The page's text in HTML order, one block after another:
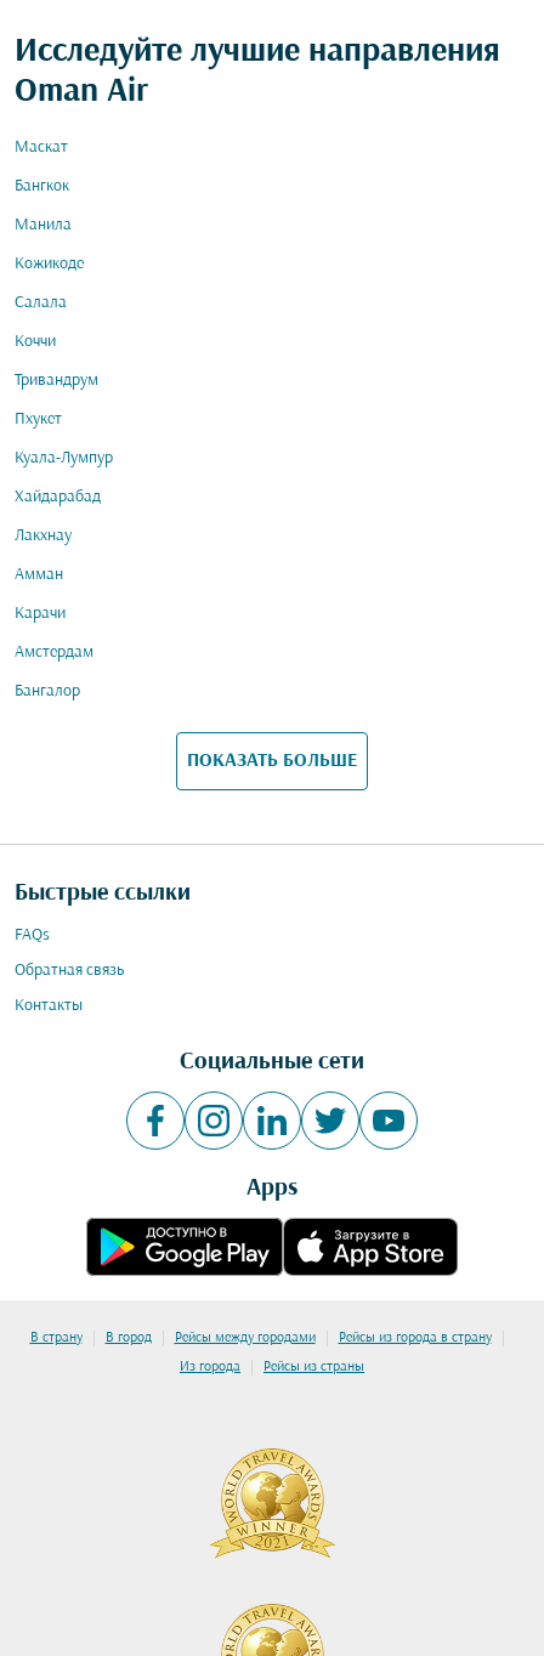
Исследуйте лучшие направления
Oman Air
Маскат
Бангкок
Манила
Кожикоде
Салала
Коччи
Тривандрум
Пхукет
Куала-Лумпур
Хайдарабад
Лакхнау
Амман
Карачи
Амстердам
Бангалор
ПОКАЗАТЬ БОЛЬШЕ
Быстрые ссылки
FAQs
Обратная связь
Контакты
Социальные сети
Apps
В страну | В город | Рейсы между городами | Рейсы из города в страну |
Из города | Рейсы из страны